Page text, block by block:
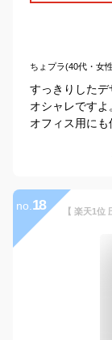
ちょプラ(40代・女
すっきりした
オシャレです
オフィス用にも
no. 18